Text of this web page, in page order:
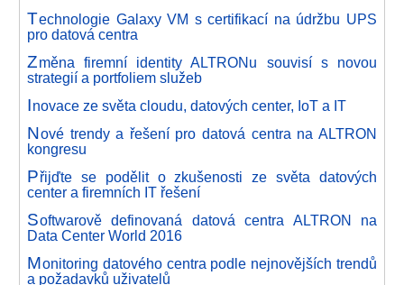
Technologie Galaxy VM s certifikací na údržbu UPS
pro datová centra
Změna firemní identity ALTRONu souvisí s novou
strategií a portfoliem služeb
Inovace ze světa cloudu, datových center, IoT a IT
Nové trendy a řešení pro datová centra na ALTRON
kongresu
Přijďte se podělit o zkušenosti ze světa datových
center a firemních IT řešení
Softwarově definovaná datová centra ALTRON na
Data Center World 2016
Monitoring datového centra podle nejnovějších trendů
a požadavků uživatelů